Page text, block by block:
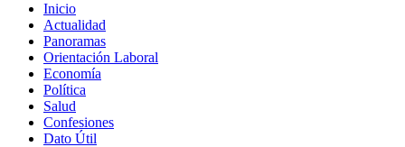
Inicio
Actualidad
Panoramas
Orientación Laboral
Economía
Política
Salud
Confesiones
Dato Útil